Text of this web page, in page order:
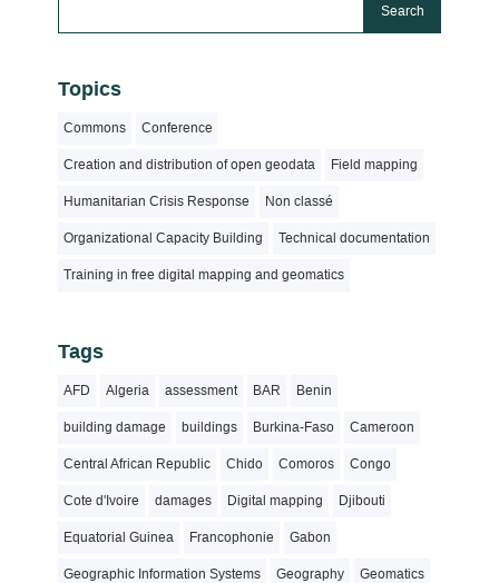
Topics
Commons Conference
Creation and distribution of open geodata Field mapping
Humanitarian Crisis Response Non classé
Organizational Capacity Building Technical documentation
Training in free digital mapping and geomatics
Tags
AFD Algeria assessment BAR Benin
building damage buildings Burkina-Faso Cameroon
Central African Republic Chido Comoros Congo
Cote d'Ivoire damages Digital mapping Djibouti
Equatorial Guinea Francophonie Gabon
Geographic Information Systems Geography Geomatics